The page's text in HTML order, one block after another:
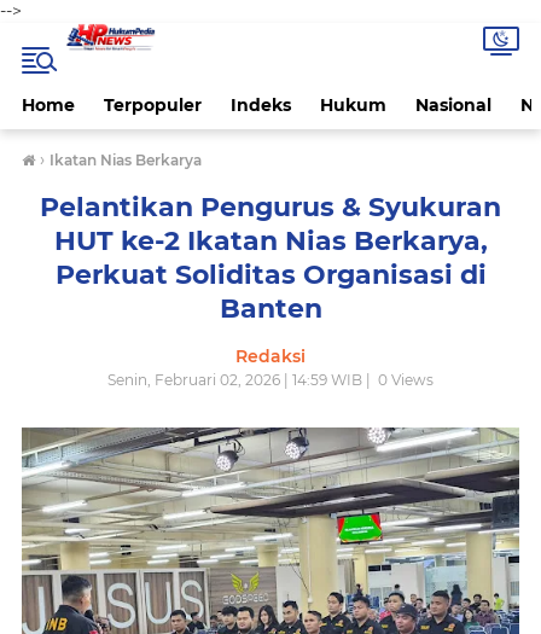
-->
Home Terpopuler Indeks Hukum Nasional
› Ikatan Nias Berkarya
Pelantikan Pengurus & Syukuran
HUT ke-2 Ikatan Nias Berkarya,
Perkuat Soliditas Organisasi di
Banten
Redaksi
Senin, Februari 02, 2026 | 14:59 WIB | 0 Views